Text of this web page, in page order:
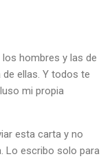
hombres y las de
de ellas. Y todos te
mi propia
esta carta y no
Lo escribo solo para